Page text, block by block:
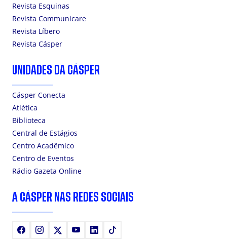
Revista Esquinas
Revista Communicare
Revista Líbero
Revista Cásper
UNIDADES DA CÁSPER
Cásper Conecta
Atlética
Biblioteca
Central de Estágios
Centro Acadêmico
Centro de Eventos
Rádio Gazeta Online
A CÁSPER NAS REDES SOCIAIS
FacebookInstagram YoutubeLinkedIn